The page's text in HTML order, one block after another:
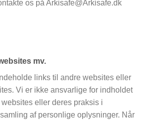
os på Arkisafe@Arkisafe.dk
mv.
links til andre websites eller
Vi er ikke ansvarlige for indholdet
eller deres praksis i
af personlige oplysninger. Når